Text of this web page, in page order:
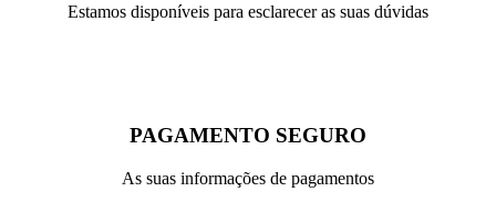
Estamos disponíveis para esclarecer as suas dúvidas
PAGAMENTO SEGURO
As suas informações de pagamentos